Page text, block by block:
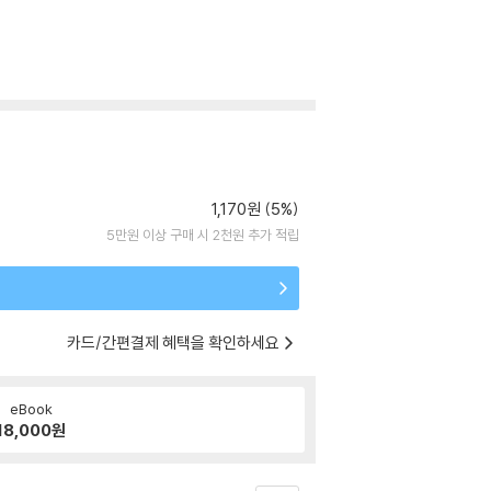
1,170원 (5%)
5만원 이상 구매 시 2천원 추가 적립
카드/간편결제 혜택을 확인하세요
eBook
원